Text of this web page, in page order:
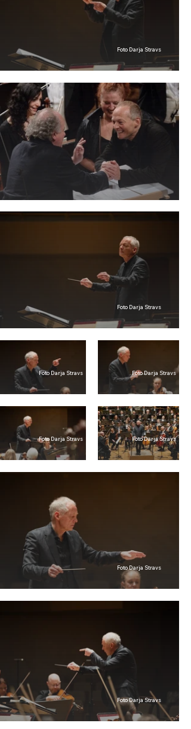
Foto Darja Stravs
Foto Darja Stravs
Foto Darja Stravs Foto Darja Stravs
Foto Darja Stravs Foto Darja Stravs
Foto Darja Stravs
Foto Darja Stravs